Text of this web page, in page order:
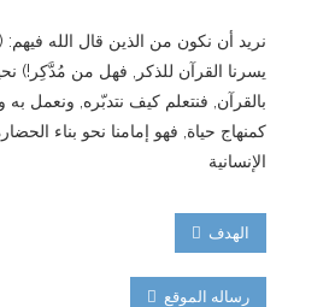
نريد أن نكون من الذين قال الله فيهم:
يسرنا القرآن للذكر, فهل من مُدَّكِر!)
بالقرآن, فنتعلم كيف نتدبّره, ونعمل به
كمنهاج حياة, فهو إمامنا نحو بناء
الإنسانية
الهدف
رساله الموقع